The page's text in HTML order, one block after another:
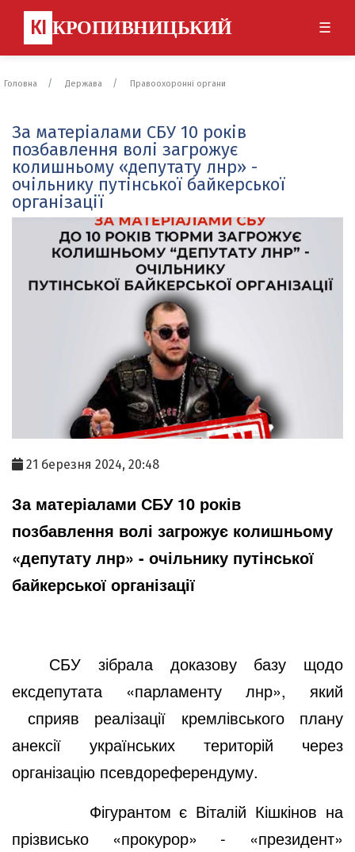
КІ КРОПИВНИЦЬКИЙ ☰
Головна Держава Правоохоронні органи
За матеріалами СБУ 10 років
позбавлення волі загрожує
колишньому «депутату лнр» -
очільнику путінської байкерської
організації
21 березня 2024, 20:48
За матеріалами СБУ 10 років
позбавлення волі загрожує колишньому
«депутату лнр» - очільнику путінської
байкерської організації
СБУ зібрала доказову базу щодо
ексдепутата «парламенту лнр», який
сприяв реалізації кремлівського плану
анексії українських територій через
організацію псевдореферендуму.
Фігурантом є Віталій Кішкінов на
прізвисько «прокурор» - «президент»